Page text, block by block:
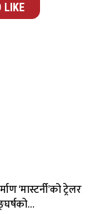
LIKE
‘मास्टर्नी’को ट्रेलर